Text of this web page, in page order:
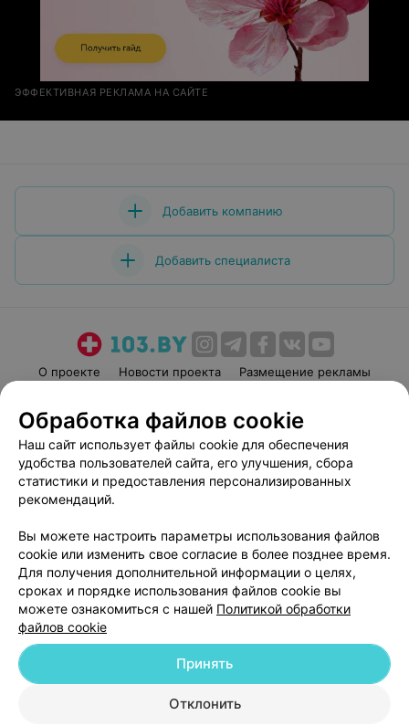
ЭФФЕКТИВНАЯ РЕКЛАМА НА САЙТЕ
Добавить компанию
Добавить специалиста
О проекте Новости проекта
Размещение рекламы
Пользовательское соглашение
Способы оплаты
Вакансии
Партнеры
Написать руководителю 103.by
Обработка персональных данных
© 2026 ООО «Артокс Лаб», УНП 191700409
| 220012, Республика Беларусь,
г. Минск, улица Толбухина, 2, пом. 16 | help@103.by
Обработка файлов cookie
Наш сайт использует файлы cookie для обеспечения
удобства пользователей сайта, его улучшения, сбора
статистики и предоставления персонализированных
рекомендаций.
Вы можете настроить параметры использования файлов
cookie или изменить свое согласие в более позднее время.
Для получения дополнительной информации о целях,
сроках и порядке использования файлов cookie вы
можете ознакомиться с нашей Политикой обработки
файлов cookie
Отклонить
Принять